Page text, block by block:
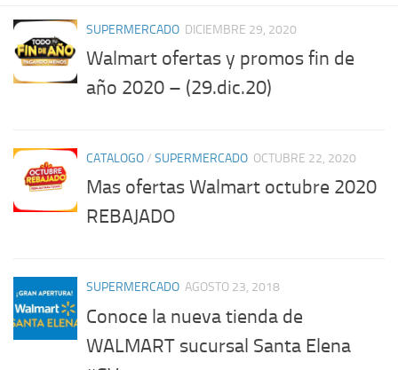
SUPERMERCADO DICIEMBRE 29, 2020
Walmart ofertas y promos fin de
año 2020 – (29.dic.20)
CATALOGO/ SUPERMERCADO OCTUBRE 22, 2020
Mas ofertas Walmart octubre 2020
REBAJADO
SUPERMERCADO AGOSTO 23, 2018
Conoce la nueva tienda de
WALMART sucursal Santa Elena